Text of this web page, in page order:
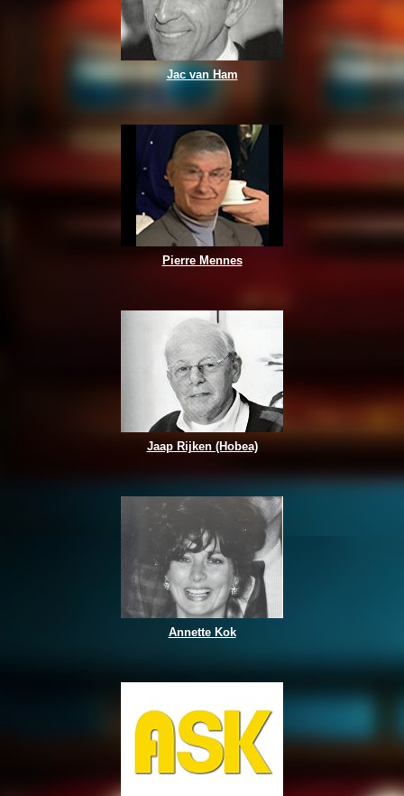
Jac van Ham
Pierre Mennes
Jaap Rijken (Hobea)
Annette Kok